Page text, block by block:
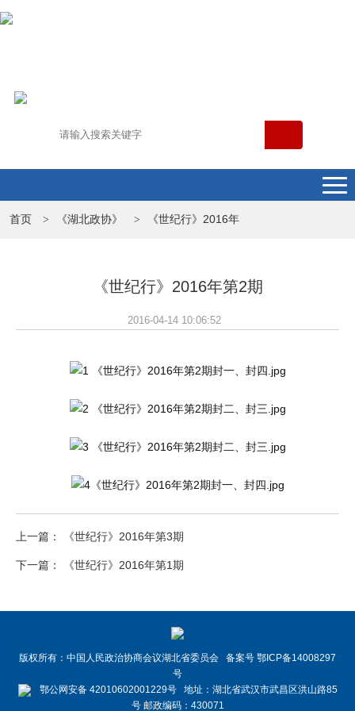
首页 > 《湖北政协》 > 《世纪行》2016年
《世纪行》2016年第2期
2016-04-14 10:06:52
上一篇： 《世纪行》2016年第3期
下一篇： 《世纪行》2016年第1期
版权所有：中国人民政治协商会议湖北省委员会 备案号 鄂ICP备14008297
号
鄂公网安备 42010602001229号 地址：湖北省武汉市武昌区洪山路85
号 邮政编码：430071